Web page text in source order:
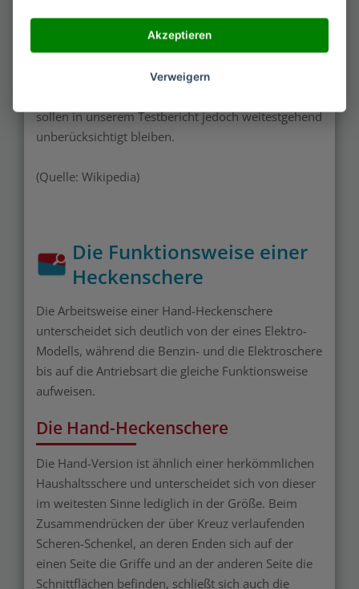
über ein Kabel mit dem Stromnetz verbunden oder
kommen als akku-betriebene Modelle in den
Handel, wobei diese den geringeren Teil der
verkauften Geräte ausmachen. Auch Benzin-Geräte
sollen in unserem Testbericht jedoch weitestgehend
unberücksichtigt bleiben.
(Quelle: Wikipedia)
Die Funktionsweise einer
Heckenschere
Die Arbeitsweise einer Hand-Heckenschere
unterscheidet sich deutlich von der eines Elektro-
Modells, während die Benzin- und die Elektroschere
bis auf die Antriebsart die gleiche Funktionsweise
aufweisen.
Die Hand-Heckenschere
Die Hand-Version ist ähnlich einer herkömmlichen
Haushaltsschere und unterscheidet sich von dieser
im weitesten Sinne lediglich in der Größe. Beim
Zusammendrücken der über Kreuz verlaufenden
Scheren-Schenkel, an deren Enden sich auf der
einen Seite die Griffe und an der anderen Seite die
Schnittflächen befinden, schließt sich auch die
Akzeptieren
Verweigern